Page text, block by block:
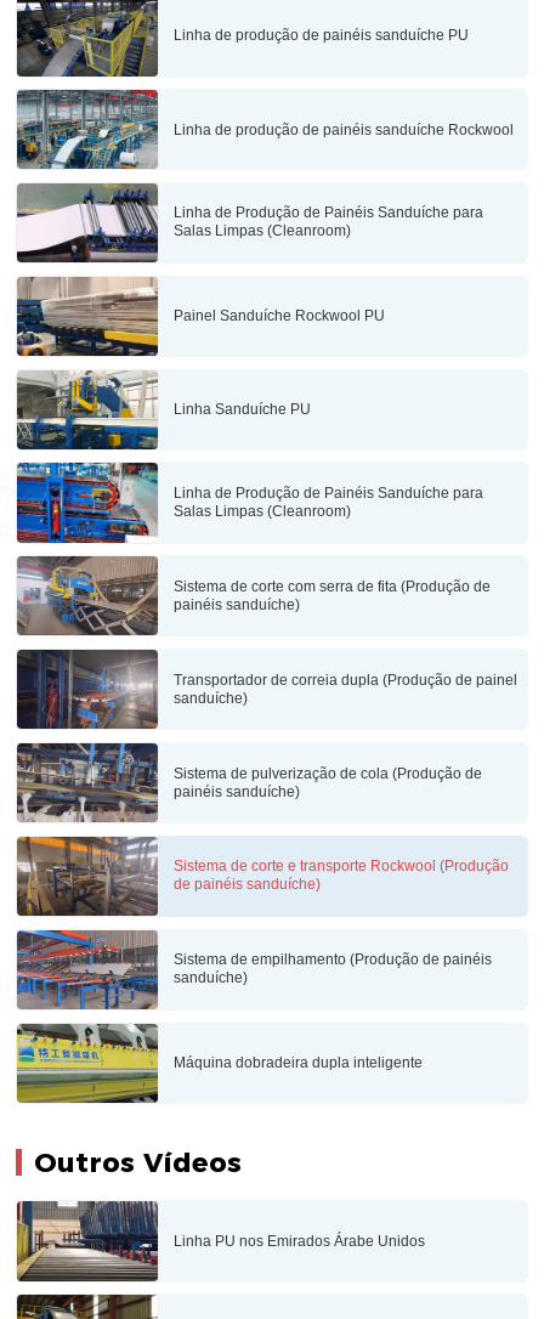
Linha de produção de painéis sanduíche PU
Linha de produção de painéis sanduíche Rockwool
Linha de Produção de Painéis Sanduíche para
Salas Limpas (Cleanroom)
Painel Sanduíche Rockwool PU
Linha Sanduíche PU
Linha de Produção de Painéis Sanduíche para
Salas Limpas (Cleanroom)
Sistema de corte com serra de fita (Produção de
painéis sanduíche)
Transportador de correia dupla (Produção de painel
sanduíche)
Sistema de pulverização de cola (Produção de
painéis sanduíche)
Sistema de corte e transporte Rockwool (Produção
de painéis sanduíche)
Sistema de empilhamento (Produção de painéis
sanduíche)
Máquina dobradeira dupla inteligente
Outros Vídeos
Linha PU nos Emirados Árabe Unidos